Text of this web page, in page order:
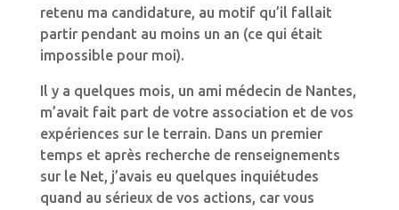
retenu ma candidature, au motif qu’il fallait
partir pendant au moins un an (ce qui était
impossible pour moi).
Il y a quelques mois, un ami médecin de Nantes,
m’avait fait part de votre association et de vos
expériences sur le terrain. Dans un premier
temps et après recherche de renseignements
sur le Net, j’avais eu quelques inquiétudes
quand au sérieux de vos actions, car vous